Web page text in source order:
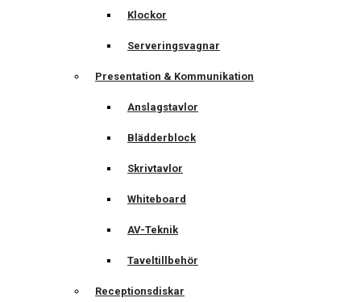
Klockor
Serveringsvagnar
Presentation & Kommunikation
Anslagstavlor
Blädderblock
Skrivtavlor
Whiteboard
AV-Teknik
Taveltillbehör
Receptionsdiskar